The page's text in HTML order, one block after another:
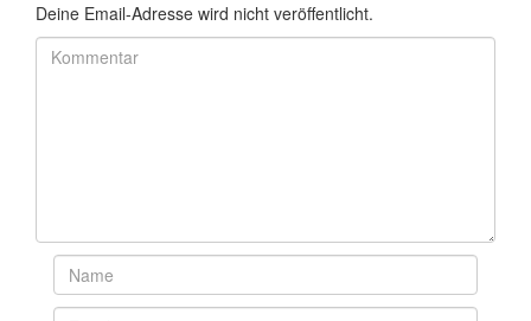
Deine Email-Adresse wird nicht veröffentlicht.